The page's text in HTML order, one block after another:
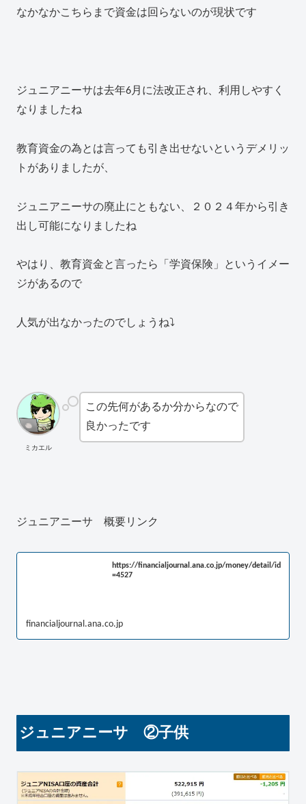
なかなかこちらまで資金は回らないのが現状です
ジュニアニーサは去年6月に法改正され、利用しやすく
なりましたね
教育資金の為とは言っても引き出せないというデメリッ
トがありましたが、
ジュニアニーサの廃止にともない、２０２４年から引き
出し可能になりましたね
やはり、教育資金と言ったら「学資保険」というイメー
ジがあるので
人気が出なかったのでしょうね⤵
ミカエル
この先何があるか分からなので
良かったです
ジュニアニーサ 概要リンク
https://financialjournal.ana.co.jp/money/detail/id
=4527
financialjournal.ana.co.jp
ジュニアニーサ ②子供